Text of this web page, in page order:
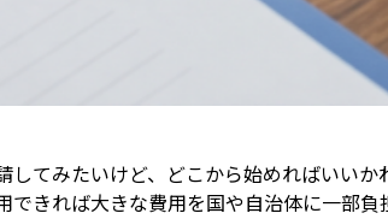
してみたいけど、どこから始めればい
きれば大きな費用を国や自治体に一部